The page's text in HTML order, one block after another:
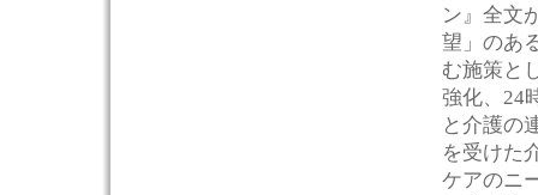
ン』全文
望」のあ
む施策と
強化、24
と介護の
を受けた
ケアのニ